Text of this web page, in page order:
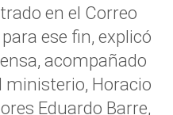
en el Correo
ese fin, explicó
acompañado
ministerio, Horacio
Eduardo Barre,